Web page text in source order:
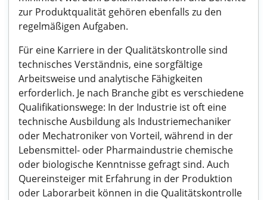
zur Produktqualität gehören ebenfalls zu den
regelmäßigen Aufgaben.
Für eine Karriere in der Qualitätskontrolle sind
technisches Verständnis, eine sorgfältige
Arbeitsweise und analytische Fähigkeiten
erforderlich. Je nach Branche gibt es verschiedene
Qualifikationswege: In der Industrie ist oft eine
technische Ausbildung als Industriemechaniker
oder Mechatroniker von Vorteil, während in der
Lebensmittel- oder Pharmaindustrie chemische
oder biologische Kenntnisse gefragt sind. Auch
Quereinsteiger mit Erfahrung in der Produktion
oder Laborarbeit können in die Qualitätskontrolle